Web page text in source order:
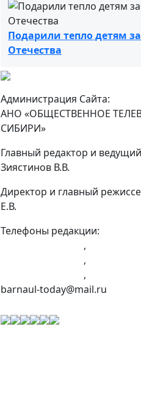
Подарили тепло детям
Отечества
Администрация Сайта:
АНО «ОБЩЕСТВЕННОЕ
СИБИРИ»
Главный редактор и
Зиястинов В.В.
Директор и главный
Е.В.
Телефоны редакции:
,
,
,
barnaul-today@mail.ru